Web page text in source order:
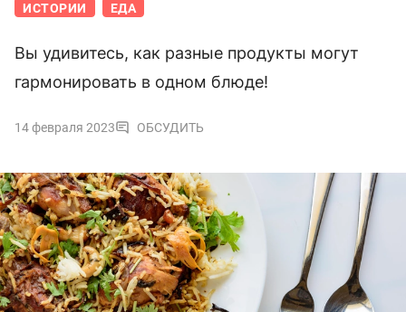
ИСТОРИИ ЕДА
Вы удивитесь, как разные продукты могут
гармонировать в одном блюде!
14 февраля 2023 ОБСУДИТЬ